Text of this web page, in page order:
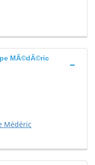
MÃ©dÃ©ric
Médéric